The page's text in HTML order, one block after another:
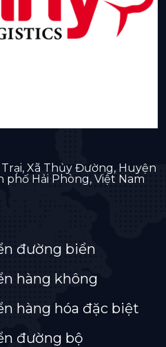
Trại, Xã Thủy Đường, Huyện
Hải Phòng, Việt Nam
đường biển
hàng không
hàng hóa đặc biệt
đường bộ